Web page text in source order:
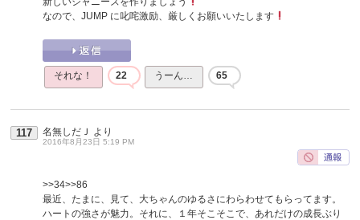
なので、JUMP に叱咤激励、厳しくお願いいたします
それな！ 22 うーん… 65
117 名無しだＪ より
2016年8月23日 5:19 PM
>>34>>86
最近、たまに、見て、大ちゃんのゆるさにわらわせてもらってます。
ハートの強さが魅力。それに、１年そこそこで、あれだけの成長ぶり